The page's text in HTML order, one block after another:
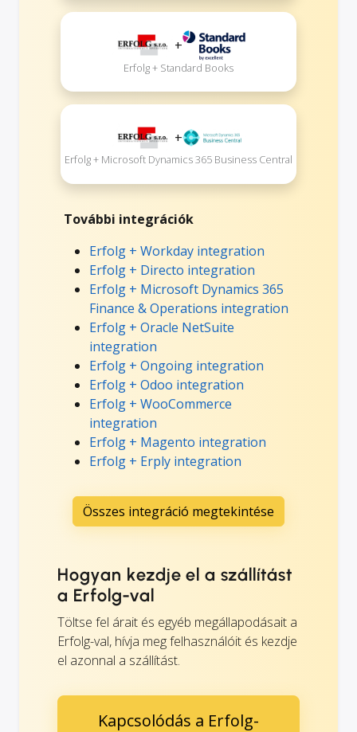
+
Erfolg + Standard Books
+
Erfolg + Microsoft Dynamics 365 Business Central
További integrációk
Erfolg + Workday integration
Erfolg + Directo integration
Erfolg + Microsoft Dynamics 365
Finance & Operations integration
Erfolg + Oracle NetSuite
integration
Erfolg + Ongoing integration
Erfolg + Odoo integration
Erfolg + WooCommerce
integration
Erfolg + Magento integration
Erfolg + Erply integration
Összes integráció megtekintése
Hogyan kezdje el a szállítást
a Erfolg-val
Töltse fel árait és egyéb megállapodásait a
Erfolg-val, hívja meg felhasználóit és kezdje
el azonnal a szállítást.
Kapcsolódás a Erfolg-